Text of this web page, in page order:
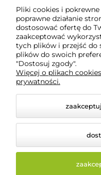
POMOC
INFORMACJE
O NAS
Pliki cookies i
poprawne działanie
dostosować ofertę do
zaakceptować
tych plików i przejść do
plików do swoich
"Dostosuj zgody".
Więcej o plikach
prywatności.